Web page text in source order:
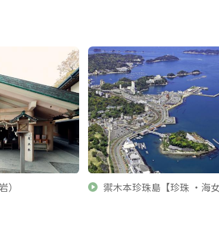
禦木本珍珠島【珍珠 ・海女